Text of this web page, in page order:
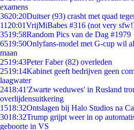
examens
3620:20Duitser (93) crasht met quad
11 20:01VrijMiBabes #316 (not very
3519:58Random Pics van de Dag #1979
6519:50Onlyfans-model met G-cup wil
maan
2519:43Peter Faber (82) overleden
2519:14Kabinet geeft bedrijven geen
laagwater
2418:41'Zwarte weduwes' in Rusland
overlijdensuitkering
1518:32Ontslagen bij Halo Studios na
3018:32Trump grijpt weer in op
geboorte in VS